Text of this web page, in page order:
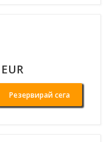
Резервирай сега